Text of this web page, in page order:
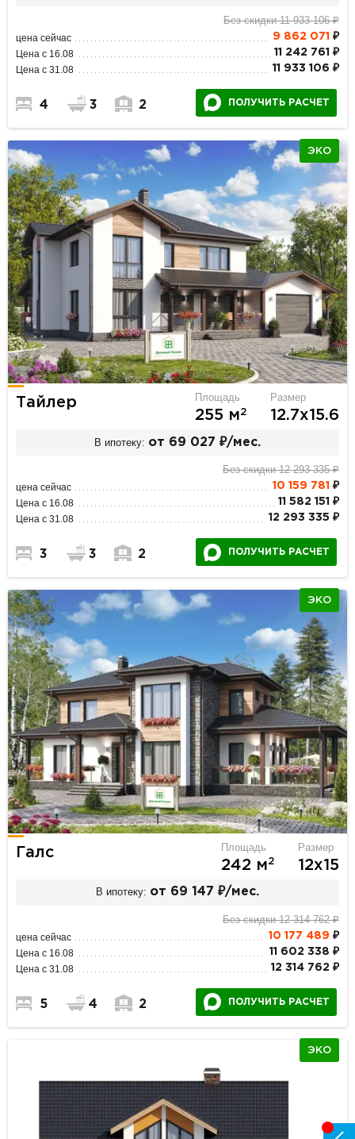
Без скидки 11 933 106 ₽
цена сейчас 9 862 071 ₽
Цена с 16.08 11 242 761 ₽
Цена с 31.08 11 933 106 ₽
4 3 2 ПОЛУЧИТЬ РАСЧЕТ
ЭКО
Тайлер Площадь
255 м2
Размер
12.7х15.6
В ипотеку: от 69 027 ₽/мес.
Без скидки 12 293 335 ₽
цена сейчас 10 159 781 ₽
Цена с 16.08 11 582 151 ₽
Цена с 31.08 12 293 335 ₽
3 3 2 ПОЛУЧИТЬ РАСЧЕТ
ЭКО
Галс Площадь
242 м2
Размер
12х15
В ипотеку: от 69 147 ₽/мес.
Без скидки 12 314 762 ₽
цена сейчас 10 177 489 ₽
Цена с 16.08 11 602 338 ₽
Цена с 31.08 12 314 762 ₽
5 4 2 ПОЛУЧИТЬ РАСЧЕТ
ЭКО